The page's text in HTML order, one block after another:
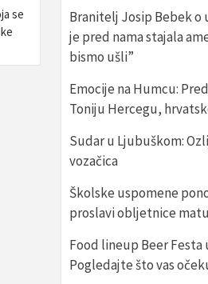
se
Branitelj Josip Bebek o
je pred nama stajala
bismo ušli”
Emocije na Humcu:
Toniju Hercegu,
Sudar u Ljubuškom:
vozačica
Školske uspomene
proslavi obljetnice
Food lineup Beer Festa
Pogledajte što vas